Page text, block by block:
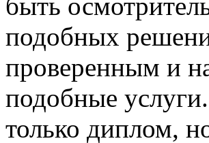
подобных
проверенным и
подобные
только диплом,